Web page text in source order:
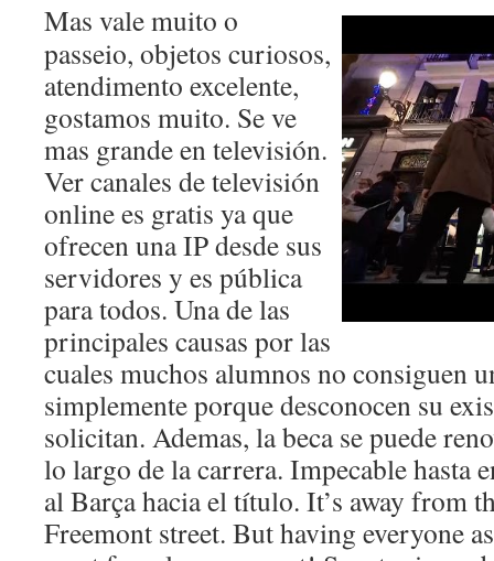
Mas vale muito o
passeio, objetos curiosos,
atendimento excelente,
gostamos muito. Se ve
mas grande en televisión.
Ver canales de televisión
online es gratis ya que
ofrecen una IP desde sus
servidores y es pública
para todos. Una de las
principales causas por las
cuales muchos alumnos no consiguen
simplemente porque desconocen su
solicitan. Ademas, la beca se puede
lo largo de la carrera. Impecable hasta
al Barça hacia el título. It’s away from
Freemont street. But having everyone